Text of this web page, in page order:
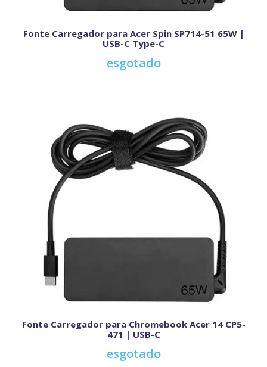
Fonte Carregador para Acer Spin SP714-51 65W |
USB-C Type-C
esgotado
Fonte Carregador para Chromebook Acer 14 CP5-
471 | USB-C
esgotado